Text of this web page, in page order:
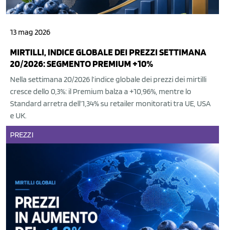
13 mag 2026
MIRTILLI, INDICE GLOBALE DEI PREZZI SETTIMANA
20/2026: SEGMENTO PREMIUM +10%
Nella settimana 20/2026 l’indice globale dei prezzi dei mirtilli
cresce dello 0,3%: il Premium balza a +10,96%, mentre lo
Standard arretra dell’1,34% su retailer monitorati tra UE, USA
e UK.
PREZZI